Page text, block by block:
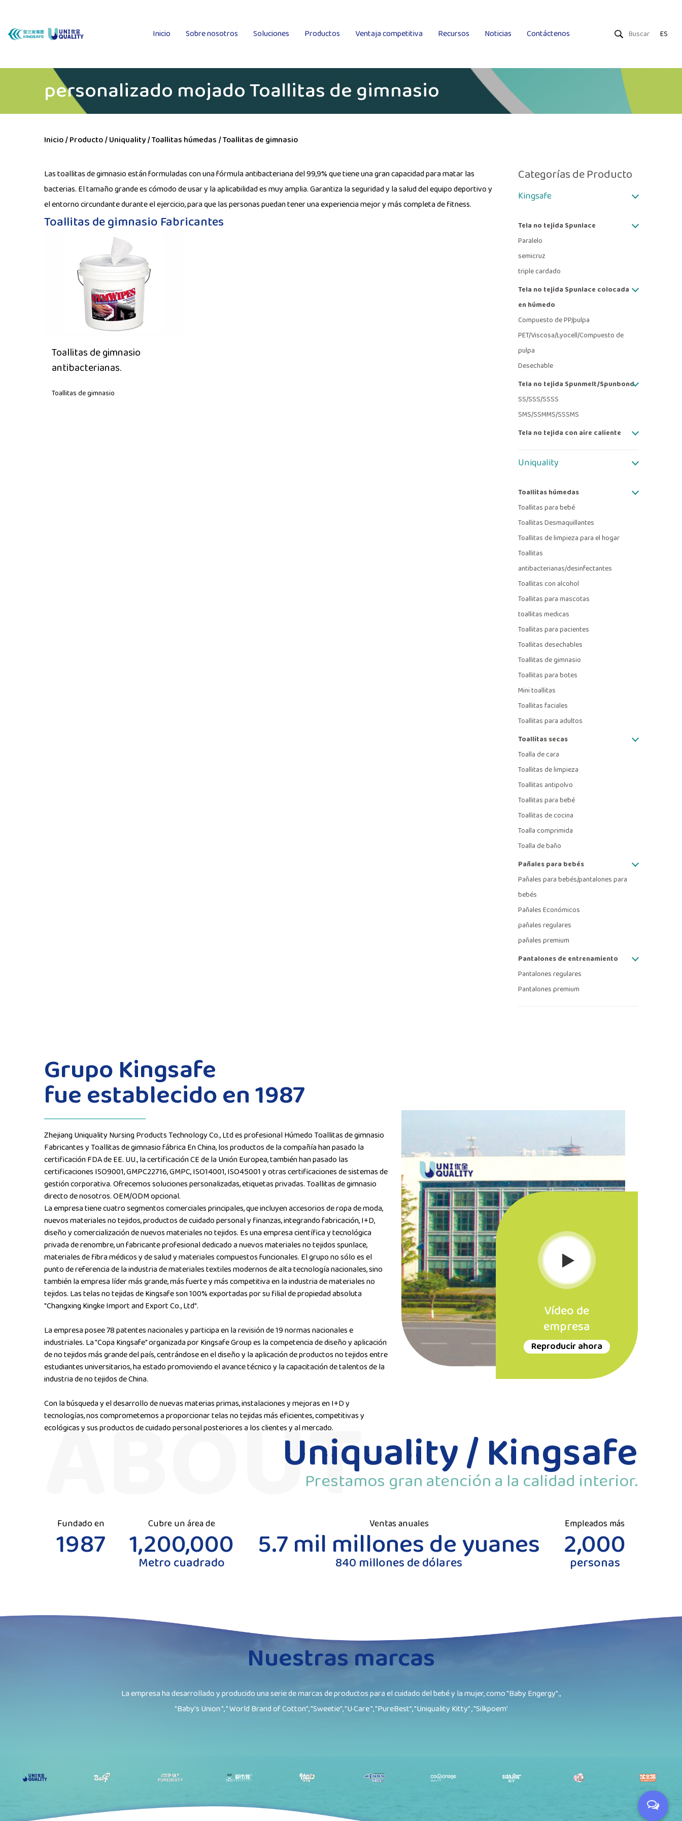
Inicio Sobre nosotros Soluciones Productos Ventaja competitiva Recursos Noticias Contáctenos ES
personalizado mojado Toallitas de gimnasio
Inicio/Producto/Uniquality/Toallitas húmedas /Toallitas de gimnasio
Las toallitas de gimnasio están formuladas con una fórmula antibacteriana del 99,9% que tiene una gran capacidad para matar las
bacterias. El tamaño grande es cómodo de usar y la aplicabilidad es muy amplia. Garantiza la seguridad y la salud del equipo deportivo y
el entorno circundante durante el ejercicio, para que las personas puedan tener una experiencia mejor y más completa de fitness.
Toallitas de gimnasio Fabricantes
Toallitas de gimnasio
antibacterianas.
Toallitas de gimnasio
Categorías de Producto
Kingsafe
Tela no tejida Spunlace
Paralelo
semicruz
triple cardado
Tela no tejida Spunlace colocada
en húmedo
Compuesto de PP/pulpa
PET/Viscosa/Lyocell/Compuesto de
pulpa
Desechable
Tela no tejida Spunmelt/Spunbond
SS/SSS/SSSS
SMS/SSMMS/SSSMS
Tela no tejida con aire caliente
Uniquality
Toallitas húmedas
Toallitas para bebé
Toallitas Desmaquillantes
Toallitas de limpieza para el hogar
Toallitas
antibacterianas/desinfectantes
Toallitas con alcohol
Toallitas para mascotas
toallitas medicas
Toallitas para pacientes
Toallitas desechables
Toallitas de gimnasio
Toallitas para botes
Mini toallitas
Toallitas faciales
Toallitas para adultos
Toallitas secas
Toalla de cara
Toallitas de limpieza
Toallitas antipolvo
Toallitas para bebé
Toallitas de cocina
Toalla comprimida
Toalla de baño
Pañales para bebés
Pañales para bebés/pantalones para
bebés
Pañales Económicos
pañales regulares
pañales premium
Pantalones de entrenamiento
Pantalones regulares
Pantalones premium
Grupo Kingsafe
fue establecido en 1987
Zhejiang Uniquality Nursing Products Technology Co., Ltd es profesional Húmedo Toallitas de gimnasio
FabricantesyToallitas de gimnasio fábrica En China, los productos de la compañía han pasado la
certificación FDA de EE. UU., la certificación CE de la Unión Europea, también han pasado las
certificaciones ISO9001, GMPC22716, GMPC, ISO14001, ISO45001 y otras certificaciones de sistemas de
gestión corporativa. Ofrecemos soluciones personalizadas, etiquetas privadas. Toallitas de gimnasio
directo de nosotros. OEM/ODM opcional.
La empresa tiene cuatro segmentos comerciales principales, que incluyen accesorios de ropa de moda,
nuevos materiales no tejidos, productos de cuidado personal y finanzas, integrando fabricación, I+D,
diseño y comercialización de nuevos materiales no tejidos. Es una empresa científica y tecnológica
privada de renombre, un fabricante profesional dedicado a nuevos materiales no tejidos spunlace,
materiales de fibra médicos y de salud y materiales compuestos funcionales. El grupo no sólo es el
punto de referencia de la industria de materiales textiles modernos de alta tecnología nacionales, sino
también la empresa líder más grande, más fuerte y más competitiva en la industria de materiales no
tejidos. Las telas no tejidas de Kingsafe son 100% exportadas por su filial de propiedad absoluta
"Changxing Kingke Import and Export Co., Ltd".
La empresa posee 78 patentes nacionales y participa en la revisión de 19 normas nacionales e
industriales. La "Copa Kingsafe" organizada por Kingsafe Group es la competencia de diseño y aplicación
de no tejidos más grande del país, centrándose en el diseño y la aplicación de productos no tejidos entre
estudiantes universitarios, ha estado promoviendo el avance técnico y la capacitación de talentos de la
industria de no tejidos de China.
Con la búsqueda y el desarrollo de nuevas materias primas, instalaciones y mejoras en I+D y
tecnologías, nos comprometemos a proporcionar telas no tejidas más eficientes, competitivas y
ecológicas y sus productos de cuidado personal posteriores a los clientes y al mercado.
Vídeo de
empresa
Reproducir ahora
Uniquality / Kingsafe
Prestamos gran atención a la calidad interior.
Fundado en
1987
Cubre un área de
1,200,000
Metro cuadrado
Ventas anuales
5.7 mil millones de yuanes
840 millones de dólares
Empleados más
2,000
personas
Nuestras marcas
La empresa ha desarrollado y producido una serie de marcas de productos para el cuidado del bebé y la mujer, como "Baby Engergy".,
"Baby's Union ", " World Brand of Cotton", "Sweetie", "U·Care ", "PureBest", "Uniquality Kitty" , "Silkpoem'